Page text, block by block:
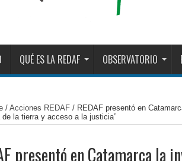
QUÉ ES LA REDAF OBSERVATORIO
/ Acciones REDAF / REDAF presentó en
de la tierra y acceso a la justicia”
presentó en Catamarca la